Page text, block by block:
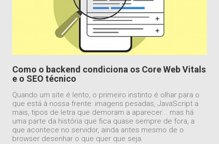
Como o backend condiciona os Core Web Vitals
e o SEO técnico
Quando um site é lento, o primeiro instinto é olhar para o
que está à nossa frente: imagens pesadas, JavaScript a
mais, tipos de letra que demoram a aparecer... mas há
uma parte da história que fica quase sempre de fora, a
que acontece no servidor, ainda antes mesmo de o
browser desenhar o que quer que seja.